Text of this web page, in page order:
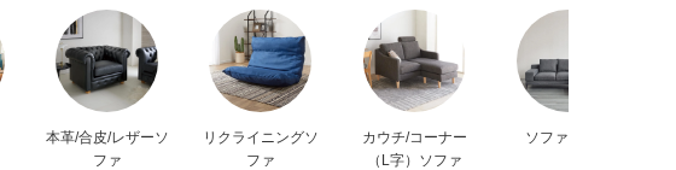
本革/合皮/レザーソ
ファ
リクライニングソ
ファ
カウチ/コーナー
（L字）ソファ
ソファセット